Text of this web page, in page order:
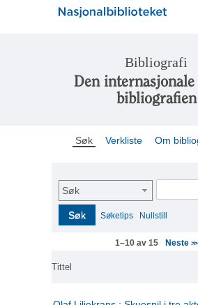
Bibliografi
Den
bibliografien
Søk Verkliste Om
Søk
Søk Søketips Nullstill
1–10 av 15 Neste>>
Tittel